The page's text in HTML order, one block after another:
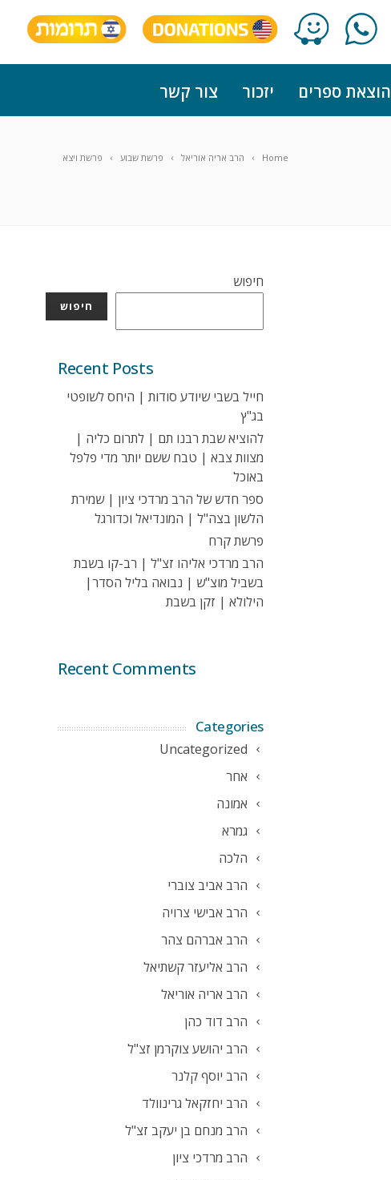
הוצאת ספרים יזכור צור קשר
Home הרב אריה אוריאל פרשת שבוע פרשת ויצא
חיפוש
חיפוש
Recent Posts
חייל בשבי שיודע סודות | היחס לשופטי
בג"ץ
להוציא שבת רבנו תם | לתרום כליה |
מצוות צבא | טבח ששם יותר מדי פלפל
באוכל
ספר חדש של הרב מרדכי ציון | שמירת
הלשון בצה"ל | המונדיאל וכדורגל
פרשת קרח
הרב מרדכי אליהו זצ"ל | רב-קו בשבת
בשביל מוצ"ש | נבואה בליל הסדר|
הילולא | זקן בשבת
Recent Comments
Categories
Uncategorized
אחר
אמונה
גמרא
הלכה
הרב אביב צוברי
הרב אבישי צרויה
הרב אברהם צהר
הרב אליעזר קשתיאל
הרב אריה אוריאל
הרב דוד כהן
הרב יהושע צוקרמן זצ"ל
הרב יוסף קלנר
הרב יחזקאל גרינוולד
הרב מנחם בן יעקב זצ"ל
הרב מרדכי ציון